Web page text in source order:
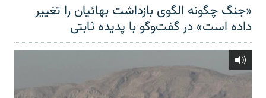
«جنگ چگونه الگوی بازداشت بهائیان را تغییر
داده است» در گفت‌وگو با پدیده ثابتی